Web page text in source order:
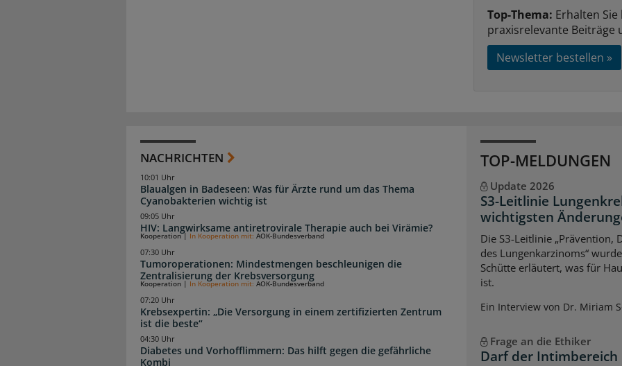
Top-Thema: Erhalten
praxisrelevante Beiträge
Newsletter bestellen »
NACHRICHTEN
Blaualgen in Badeseen: Was für Ärzte rund um das Thema
Cyanobakterien wichtig ist
10:01 Uhr
HIV: Langwirksame antiretrovirale Therapie auch bei Virämie?
09:05 Uhr
Tumoroperationen: Mindestmengen beschleunigen die
Zentralisierung der Krebsversorgung
Kooperation| In Kooperation mit: AOK-Bundesverband
07:30 Uhr
Krebsexpertin: „Die Versorgung in einem zertifizierten Zentrum
ist die beste“
Kooperation In Kooperation mit: AOK-Bundesverband
07:20 Uhr
Diabetes und Vorhofflimmern: Das hilft gegen die gefährliche
Kombi
04:30 Uhr
TOP-MELDUNGEN
Update 2026
S3-Leitlinie
wichtigsten
Die S3-Leitlinie „Prävention,
des Lungenkarzinoms“
Schütte erläutert, was für
ist.
Ein Interview von Dr. Miriam
Frage an die Ethiker
Darf der Intimbereich